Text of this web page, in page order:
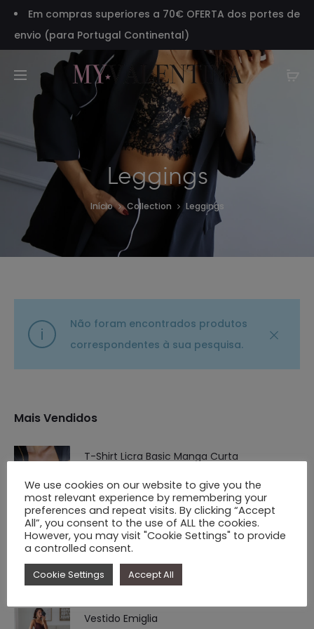
Em compras superiores a 70€ OFERTA dos portes de
envio (para Portugal Continental)
Leggings
Início Collection Leggings
Não foram encontrados produtos
correspondentes à sua pesquisa.
Mais Vendidos
T-Shirt Licra Basic Manga Curta
€
preço
original
era:
€ 16.90.
preço
atual
é:
€ 9.90.
Saída de Praia Rede Modelo Curto - Tons
€25.00
O
original
€7.90O
atual
Vestido Emiglia
We use cookies on our website to give you the
most relevant experience by remembering your
preferences and repeat visits. By clicking “Accept
All”, you consent to the use of ALL the cookies.
However, you may visit "Cookie Settings" to provide
a controlled consent.
Cookie Settings Accept All